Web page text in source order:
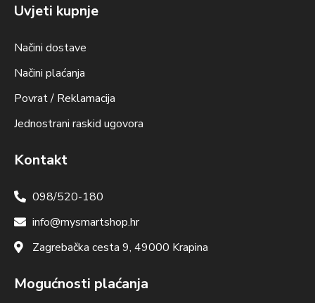
Uvjeti kupnje
Načini dostave
Načini plaćanja
Povrat / Reklamacija
Jednostrani raskid ugovora
Kontakt
098/520-180
info@mysmartshop.hr
Zagrebačka cesta 9, 49000 Krapina
Mogućnosti plaćanja